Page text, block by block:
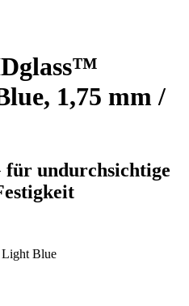
1,75 mm /
undurchsichtige
Blue